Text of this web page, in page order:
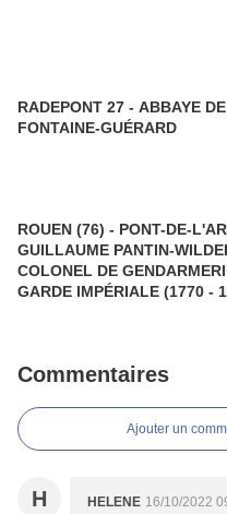
RADEPONT 27 - ABBAYE DE
FONTAINE-GUÉRARD
ROUEN (76) - PONT-DE-
GUILLAUME PANTIN-
COLONEL DE
GARDE IMPÉRIALE (1770 -
Commentaires
Ajouter un
H HELENE 16/10/2022